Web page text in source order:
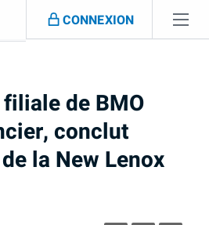
CONNEXION
de BMO
conclut
la New Lenox